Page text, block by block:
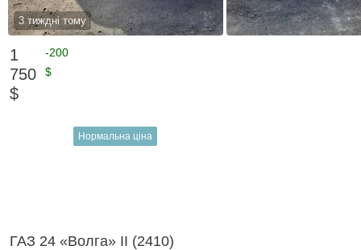
3 тиждні тому
1
750
$
-200
$
Нормальна ціна
ГАЗ 24 «Волга» II (2410)